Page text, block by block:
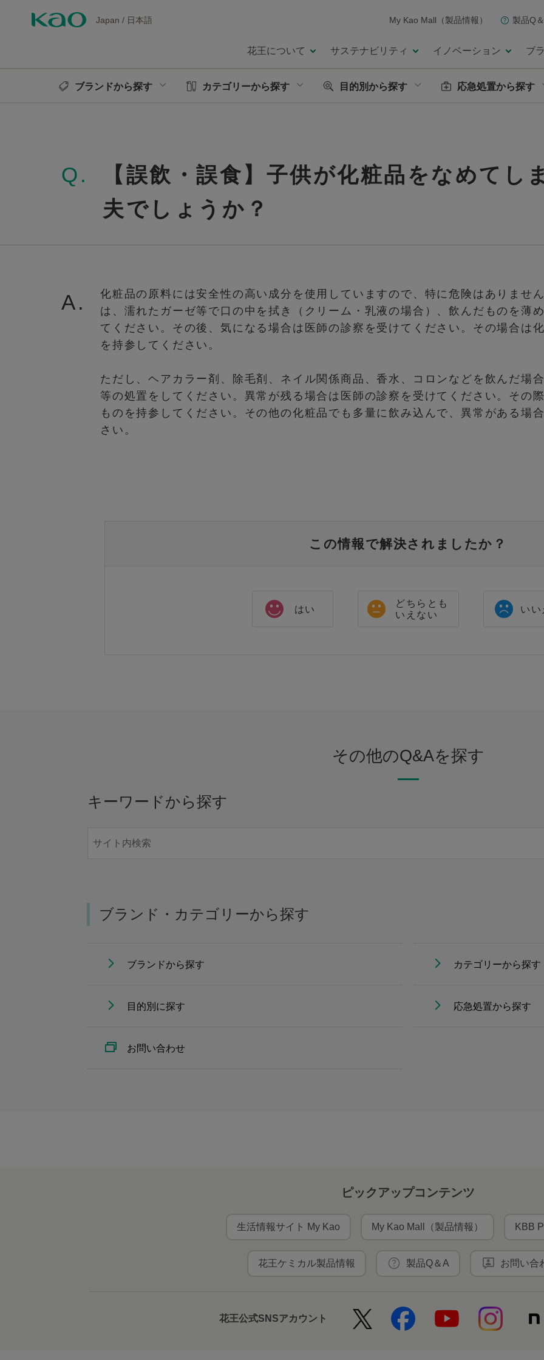
Japan / 日本語 My Kao Mall（製品情報） 製品Q
花王について サステナビリティ イノベーション ブ
ブランドから探す カテゴリーから探す 目的別から探す 応急処置から探す
Q.
【誤飲・誤食】子供が化粧品をなめてし
夫でしょうか？
A.
化粧品の原料には安全性の高い成分を使用していますので、特に危険はありませ
は、濡れたガーゼ等で口の中を拭き（クリーム・乳液の場合）、飲んだものを薄
てください。その後、気になる場合は医師の診察を受けてください。その場合は
を持参してください。
ただし、ヘアカラー剤、除毛剤、ネイル関係商品、香水、コロンなどを飲んだ場
等の処置をしてください。異常が残る場合は医師の診察を受けてください。その
ものを持参してください。その他の化粧品でも多量に飲み込んで、異常がある場
さい。
この情報で解決されましたか？
はい
どちらとも
いえない
いい
その他のQ&Aを探す
キーワードから探す
ブランド・カテゴリーから探す
ブランドから探す カテゴリーから探す
目的別に探す 応急処置から探す
お問い合わせ
ピックアップコンテンツ
生活情報サイト My Kao My Kao Mall（製品情報） KBB
花王ケミカル製品情報 製品Q＆A お問い合
花王公式SNSアカウント